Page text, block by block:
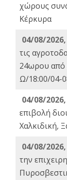
χώρους
Κέρκυρα
04/08/
τις
24ωρου από
Ω/18:00/04-
04/08/
επιβολή
Χαλκιδική,
04/08/
την